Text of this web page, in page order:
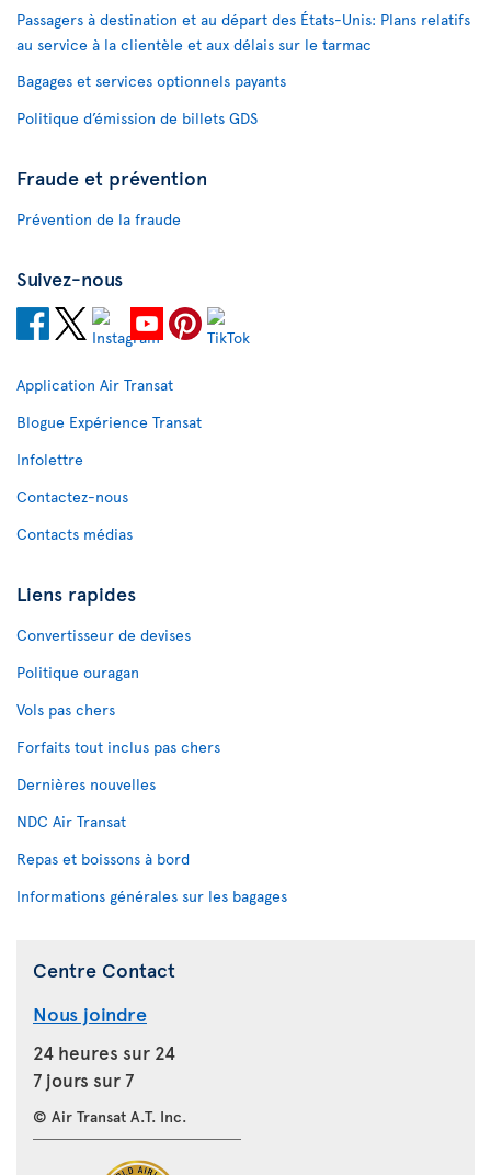
Passagers à destination et au départ des États-Unis: Plans relatifs
au service à la clientèle et aux délais sur le tarmac
Bagages et services optionnels payants
Politique d’émission de billets GDS
Fraude et prévention
Prévention de la fraude
Suivez-nous
Application Air Transat
Blogue Expérience Transat
Infolettre
Contactez-nous
Contacts médias
Liens rapides
Convertisseur de devises
Politique ouragan
Vols pas chers
Forfaits tout inclus pas chers
Dernières nouvelles
NDC Air Transat
Repas et boissons à bord
Informations générales sur les bagages
Centre Contact
Nous joindre
24 heures sur 24
7 jours sur 7
© Air Transat A.T. Inc.